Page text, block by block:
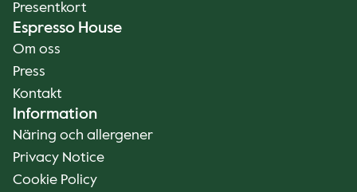
Presentkort
Espresso House
Om oss
Press
Kontakt
Information
Näring och allergener
Privacy Notice
Cookie Policy